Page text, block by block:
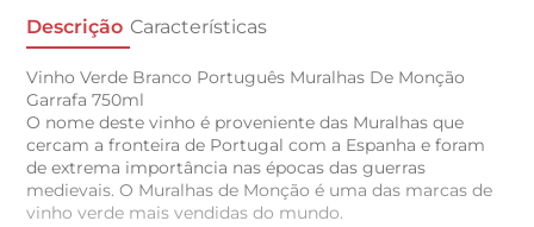
Descrição Características
Vinho Verde Branco Português Muralhas De Monção
Garrafa 750ml
O nome deste vinho é proveniente das Muralhas que
cercam a fronteira de Portugal com a Espanha e foram
de extrema importância nas épocas das guerras
medievais. O Muralhas de Monção é uma das marcas de
vinho verde mais vendidas do mundo.